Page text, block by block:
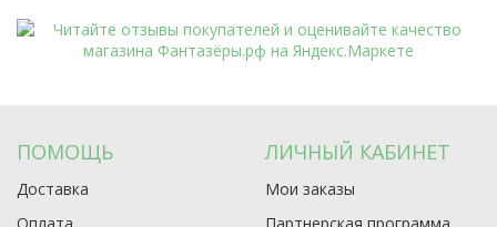
ПОМОЩЬ
Доставка
ЛИЧНЫЙ КАБИНЕТ
Мои заказы